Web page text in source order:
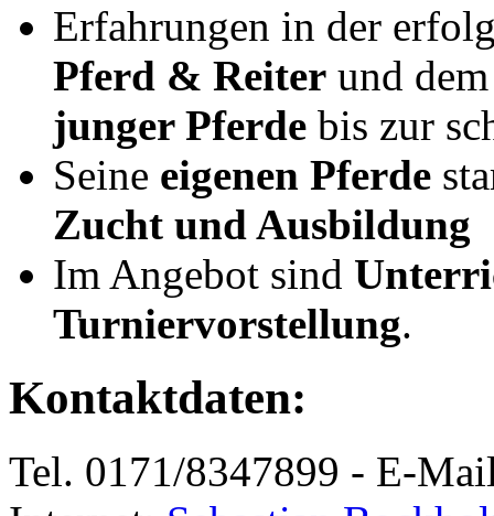
Erfahrungen in der
Pferd & Reiter und
junger Pferde bis zur
Seine eigenen Pferde
Zucht und Ausbildung
Im Angebot sind
Turniervorstellung.
Kontaktdaten:
Tel. 0171/8347899 - E-